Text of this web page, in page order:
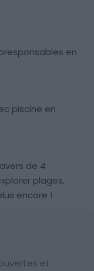
en
piscine en
de 4
plages,
encore !
et